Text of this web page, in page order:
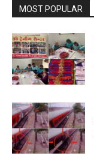
MOST POPULAR